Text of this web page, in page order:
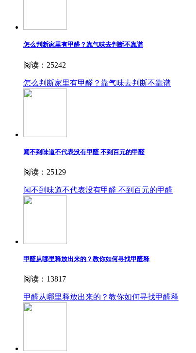
怎么判断家里有甲醛？靠气味去判断不靠谱
阅读：25242
怎么判断家里有甲醛？靠气味去判断不靠谱
闻不到味道不代表没有甲醛 不到百元的甲醛
阅读：25129
闻不到味道不代表没有甲醛 不到百元的甲醛
甲醛从哪里释放出来的？教你如何寻找甲醛释
阅读：13817
甲醛从哪里释放出来的？教你如何寻找甲醛释